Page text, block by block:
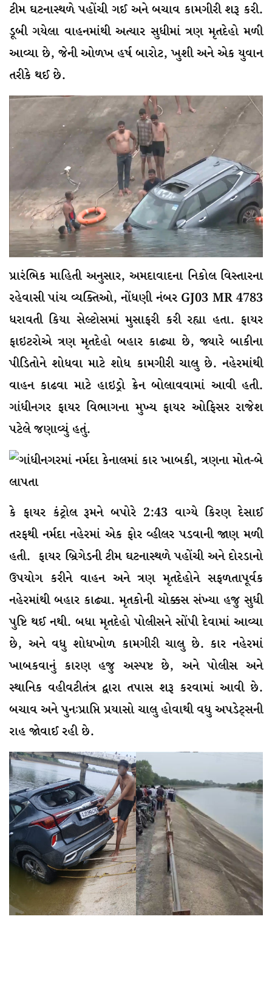
ટીમ ઘટનાસ્થળે પહોંચી ગઈ અને બચાવ કામગીરી શરૂ કરી.
ડૂબી ગયેલા વાહનમાંથી અત્યાર સુધીમાં ત્રણ મૃતદેહો મળી
આવ્યા છે, જેની ઓળખ હર્ષ બારોટ, ખુશી અને એક યુવાન
તરીકે થઈ છે.
પ્રારંભિક માહિતી અનુસાર, અમદાવાદના નિકોલ વિસ્તારના
રહેવાસી પાંચ વ્યક્તિઓ, નોંધણી નંબર GJ03 MR 4783
ધરાવતી કિયા સેલ્ટોસમાં મુસાફરી કરી રહ્યા હતા. ફાયર
ફાઇટરોએ ત્રણ મૃતદેહો બહાર કાઢ્યા છે, જ્યારે બાકીના
પીડિતોને શોધવા માટે શોધ કામગીરી ચાલુ છે. નહેરમાંથી
વાહન કાઢવા માટે હાઇડ્રો ક્રેન બોલાવવામાં આવી હતી.
ગાંધીનગર ફાયર વિભાગના મુખ્ય ફાયર ઓફિસર રાજેશ
પટેલે જણાવ્યું હતું.
કે ફાયર કંટ્રોલ રૂમને બપોરે 2:43 વાગ્યે કિરણ દેસાઈ
તરફથી નર્મદા નહેરમાં એક ફોર વ્હીલર પડવાની જાણ મળી
હતી. ફાયર બ્રિગેડની ટીમ ઘટનાસ્થળે પહોંચી અને દોરડાનો
ઉપયોગ કરીને વાહન અને ત્રણ મૃતદેહોને સફળતાપૂર્વક
નહેરમાંથી બહાર કાઢ્યા. મૃતકોની ચોક્કસ સંખ્યા હજુ સુધી
પુષ્ટિ થઈ નથી. બધા મૃતદેહો પોલીસને સોંપી દેવામાં આવ્યા
છે, અને વધુ શોધખોળ કામગીરી ચાલુ છે. કાર નહેરમાં
ખાબકવાનું કારણ હજુ અસ્પષ્ટ છે, અને પોલીસ અને
સ્થાનિક વહીવટીતંત્ર દ્વારા તપાસ શરૂ કરવામાં આવી છે.
બચાવ અને પુનઃપ્રાપ્તિ પ્રયાસો ચાલુ હોવાથી વધુ અપડેટ્સની
રાહ જોવાઈ રહી છે.